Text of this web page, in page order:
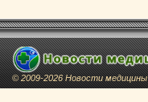
© 2009-2026 Новости медицины